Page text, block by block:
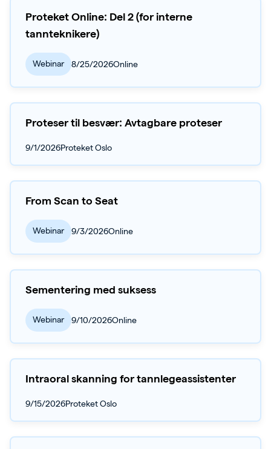
Proteket Online: Del 2 (for interne
tannteknikere)
Webinar 8/25/2026Online
Proteser til besvær: Avtagbare proteser
9/1/2026Proteket Oslo
From Scan to Seat
Webinar 9/3/2026Online
Sementering med suksess
Webinar 9/10/2026Online
Intraoral skanning for tannlegeassistenter
9/15/2026Proteket Oslo